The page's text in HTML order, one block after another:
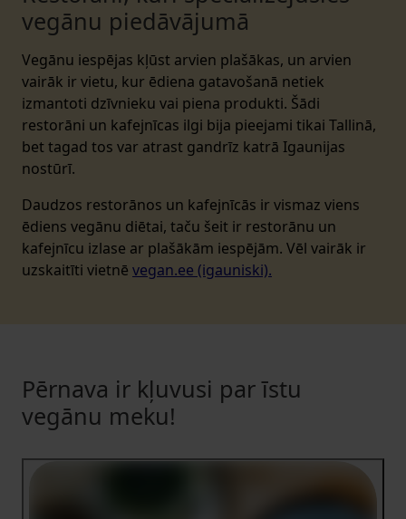
vegānu piedāvājumā
Vegānu iespējas kļūst arvien plašākas, un arvien
vairāk ir vietu, kur ēdiena gatavošanā netiek
izmantoti dzīvnieku vai piena produkti. Šādi
restorāni un kafejnīcas ilgi bija pieejami tikai Tallinā,
bet tagad tos var atrast gandrīz katrā Igaunijas
nostūrī.
Daudzos restorānos un kafejnīcās ir vismaz viens
ēdiens vegānu diētai, taču šeit ir restorānu un
kafejnīcu izlase ar plašākām iespējām. Vēl vairāk ir
uzskaitīti vietnē vegan.ee (igauniski).
Pērnava ir kļuvusi par īstu
vegānu meku!